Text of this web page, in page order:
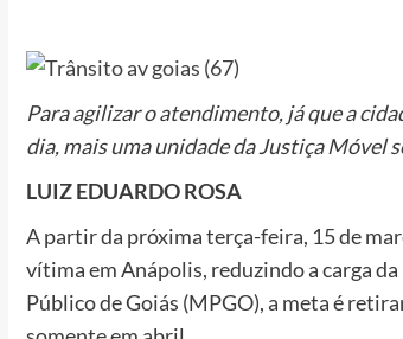
Para agilizar o atendimento, já que a
dia, mais uma unidade da Justiça Móvel
LUIZ EDUARDO ROSA
A partir da próxima terça-feira, 15 de
vítima em Anápolis, reduzindo a carga
Público de Goiás (MPGO), a meta é